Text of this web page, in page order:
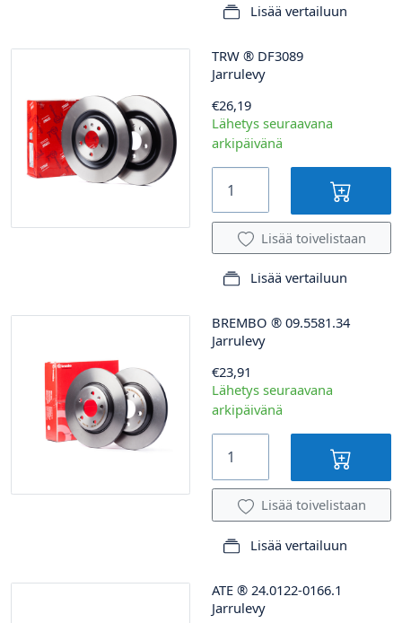
Lisää vertailuun
TRW ® DF3089
Jarrulevy
€26,19
Lähetys seuraavana
arkipäivänä
Lisää toivelistaan
Lisää vertailuun
BREMBO ® 09.5581.34
Jarrulevy
€23,91
Lähetys seuraavana
arkipäivänä
Lisää toivelistaan
Lisää vertailuun
ATE ® 24.0122-0166.1
Jarrulevy